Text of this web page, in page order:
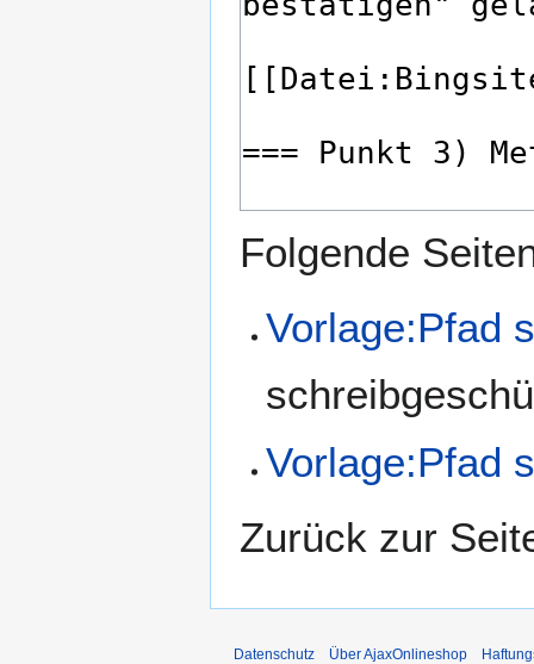
Folgende
Vorlage:Pfad
Vorlage:Pfad
Zurück zur
Datenschutz Über AjaxOnlineshop